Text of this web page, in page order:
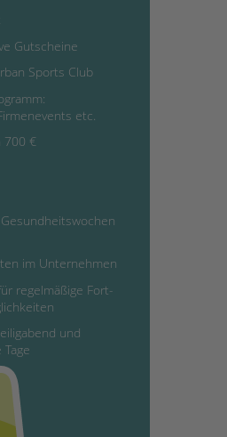
Gutscheine
Sports Club
etc.
700 €
im Unternehmen
regelmäßige Fort-
und